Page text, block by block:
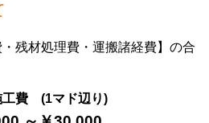
残材処理費・運搬諸経費】の合
工費 (1マド辺り)